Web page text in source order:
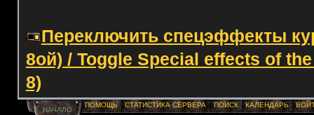
Переключить спецэффекты
8ой) / Toggle Special effects of
8)
НАЧАЛО
ПОМОЩЬ СТАТИСТИКА СЕРВЕРА ПОИСК КАЛЕНДАРЬ